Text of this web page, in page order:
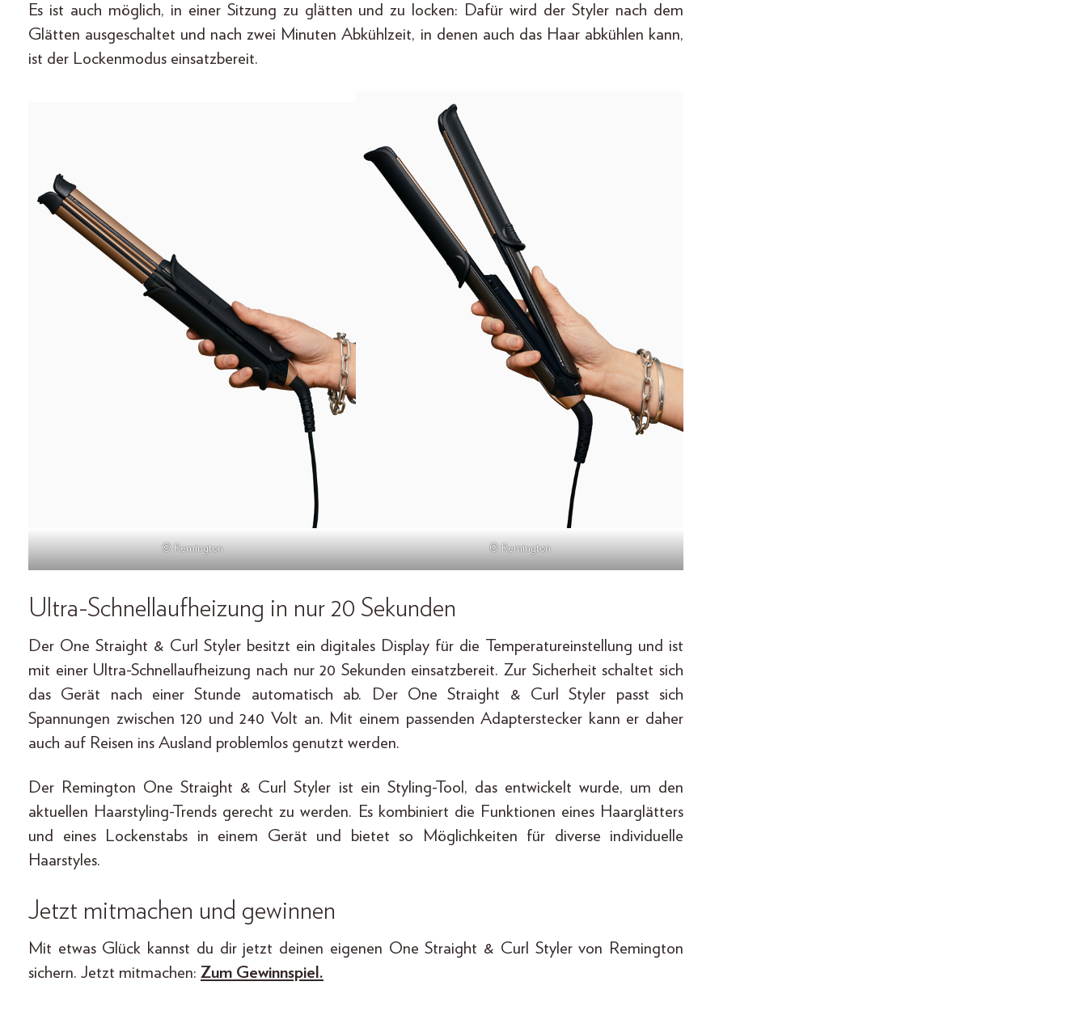
Es ist auch möglich, in einer Sitzung zu glätten und zu locken: Dafür wird der Styler nach dem
Glätten ausgeschaltet und nach zwei Minuten Abkühlzeit, in denen auch das Haar abkühlen kann,
ist der Lockenmodus einsatzbereit.
© Remington © Remington
Ultra-Schnellaufheizung in nur 20 Sekunden
Der One Straight & Curl Styler besitzt ein digitales Display für die Temperatureinstellung und ist
mit einer Ultra-Schnellaufheizung nach nur 20 Sekunden einsatzbereit. Zur Sicherheit schaltet sich
das Gerät nach einer Stunde automatisch ab. Der One Straight & Curl Styler passt sich
Spannungen zwischen 120 und 240 Volt an. Mit einem passenden Adapterstecker kann er daher
auch auf Reisen ins Ausland problemlos genutzt werden.
Der Remington One Straight & Curl Styler ist ein Styling-Tool, das entwickelt wurde, um den
aktuellen Haarstyling-Trends gerecht zu werden. Es kombiniert die Funktionen eines Haarglätters
und eines Lockenstabs in einem Gerät und bietet so Möglichkeiten für diverse individuelle
Haarstyles.
Jetzt mitmachen und gewinnen
Mit etwas Glück kannst du dir jetzt deinen eigenen One Straight & Curl Styler von Remington
sichern. Jetzt mitmachen: Zum Gewinnspiel.